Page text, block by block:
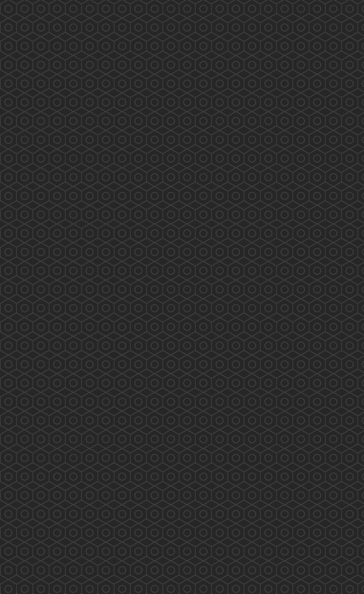
相「藥」在沙田 (2019.07.19)
2019/07/19 香港藥學會 香港藥學會慈善基金 相
「藥」在沙田 沙田區長者安全用藥推廣及實踐計
劃除了研究報告，藥劑師藥物諮詢計劃外，還有
老友記參與成為「安全用藥大使」。 百多位老友
記今天終於全部完成所有要求，並獲頒委任狀。
他/她們會繼續在朋輩推廣安全用藥，而香港藥學
會慈善基金亦透過兩位大學生義工，在滂沱大雨
中將小册子、證書及禮物等送達九間長者中心。
...
More
老有所醫「流動綜合診所」(2019.07.07)
香港藥學會PSHK 香港藥學會慈善基金PSCF 老
有所醫「流動綜合診所」 藥劑師與您 攜手保安
康 專業展關懷 服務人為本 多位香港藥學會藥
劑師參與 老有所醫「流動綜合診所」提供專業服
務： Scarlett Pong, Peter Suen, Rex Ng,
Kathleen Kung, Dick...
More
香港藥學會大灣區（深圳）考察團
香港藥學會大灣區（深圳）考察團 (2018年11月
16至18日) 外訪單位及內容： 2018年11月16日
(星期五)下午：與深圳衛計委交流，內容包括：
1. 國內醫保體制如何運作？ 2.香港同深圳在醫療
藥物方面可有合作空間？ 3.推進醫藥衛生體制改
革；組織實施基本藥物制度；健全、完善公共衛
生服務體系和醫療服務體系，推進基本公共衛生
服務均等化。 4.組...
More
Hong Kong Pharmaceutical Journal
VOL 30 - NO.3 (SEP-DEC 2024)...
More
PSHK Practical Flu and Seasonal Vaccinations
Training Workshop
PSHK Practical Flu and Seasonal Vaccinations
Training Workshop (14 Nov 2018) PSHK will
offer you Face-to-Face training/workshop on
vaccination technique. The instructor is Mr. Alex
Leung, FRS...
More